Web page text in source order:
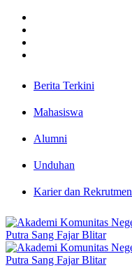
Berita Terkini
Mahasiswa
Alumni
Unduhan
Karier dan Rekrutmen